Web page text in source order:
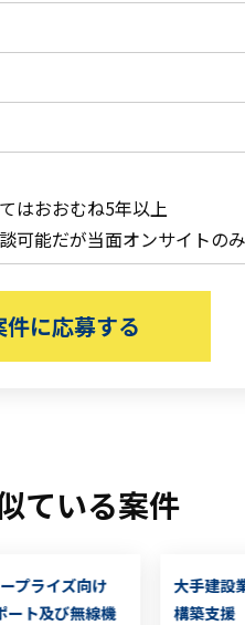
はおおむね5年以上
可能だが当面オンサイトのみ
件に応募する
ている案件
プライズ向け
ート及び無線機
大手建設
構築支援